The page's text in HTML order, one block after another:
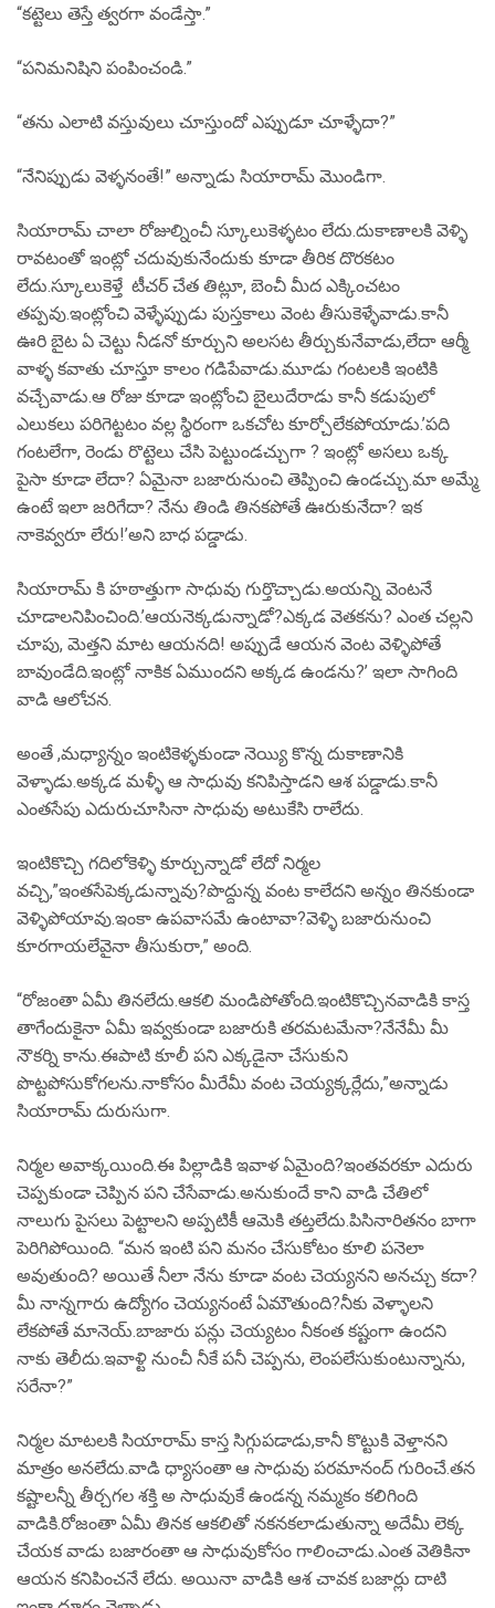
“కట్టెలు తెస్తే త్వరగా వండేస్తా.”
“పనిమనిషిని పంపించండి.”
“తను ఎలాటి వస్తువులు చూస్తుందో ఎప్పుడూ చూళ్ళేదా?”
“నేనిప్పుడు వెళ్ళనంతే!” అన్నాడు సియారామ్ మొండిగా.
సియారామ్ చాలా రోజుల్నించీ స్కూలుకెళ్ళటం లేదు.దుకాణాలకి వెళ్ళి
రావటంతో ఇంట్లో చదువుకునేందుకు కూడా తీరిక దొరకటం
లేదు.స్కూలుకెళ్తే టీచర్ చేత తిట్లూ, బెంచీ మీద ఎక్కించటం
తప్పవు.ఇంట్లోంచి వెళ్ళేప్పుడు పుస్తకాలు వెంట తీసుకెళ్ళేవాడు.కానీ
ఊరి బైట ఏ చెట్టు నీడనో కూర్చుని అలసట తీర్చుకునేవాడు,లేదా ఆర్మీ
వాళ్ళ కవాతు చూస్తూ కాలం గడిపేవాడు.మూడు గంటలకి ఇంటికి
వచ్చేవాడు.ఆ రోజు కూడా ఇంట్లోంచి బైలుదేరాడు కానీ కడుపులో
ఎలుకలు పరిగెట్టటం వల్ల స్థిరంగా ఒకచోట కూర్చోలేకపోయాడు.’పది
గంటలేగా, రెండు రొట్టెలు చేసి పెట్టుండచ్చుగా ? ఇంట్లో అసలు ఒక్క
పైసా కూడా లేదా? ఏమైనా బజారునుంచి తెప్పించి ఉండచ్చు.మా అమ్మే
ఉంటే ఇలా జరిగేదా? నేను తిండి తినకపోతే ఊరుకునేదా? ఇక
నాకెవ్వరూ లేరు!’అని బాధ పడ్డాడు.
సియారామ్ కి హఠాత్తుగా సాధువు గుర్తొచ్చాడు.అయన్ని వెంటనే
చూడాలనిపించింది.’ఆయనెక్కడున్నాడో?ఎక్కడ వెతకను? ఎంత చల్లని
చూపు, మెత్తని మాట ఆయనది! అప్పుడే ఆయన వెంట వెళ్ళిపోతే
బావుండేది.ఇంట్లో నాకిక ఏముందని అక్కడ ఉండను?’ ఇలా సాగింది
వాడి ఆలోచన.
అంతే ,మధ్యాన్నం ఇంటికెళ్ళకుండా నెయ్యి కొన్న దుకాణానికి
వెళ్ళాడు.అక్కడ మళ్ళీ ఆ సాధువు కనిపిస్తాడని ఆశ పడ్డాడు.కానీ
ఎంతసేపు ఎదురుచూసినా సాధువు అటుకేసి రాలేదు.
ఇంటికొచ్చి గదిలోకెళ్ళి కూర్చున్నాడో లేదో నిర్మల
వచ్చి,”ఇంతసేపెక్కడున్నావు?పొద్దున్న వంట కాలేదని అన్నం తినకుండా
వెళ్ళిపోయావు.ఇంకా ఉపవాసమే ఉంటావా?వెళ్ళి బజారునుంచి
కూరగాయలేవైనా తీసుకురా,” అంది.
“రోజంతా ఏమీ తినలేదు.ఆకలి మండిపోతోంది.ఇంటికొచ్చినవాడికి కాస్త
తాగేందుకైనా ఏమీ ఇవ్వకుండా బజారుకి తరమటమేనా?నేనేమీ మీ
నౌకర్ని కాను.ఈపాటి కూలీ పని ఎక్కడైనా చేసుకుని
పొట్టపోసుకోగలను.నాకోసం మీరేమీ వంట చెయ్యక్కర్లేదు,”అన్నాడు
సియారామ్ దురుసుగా.
నిర్మల అవాక్కయింది.ఈ పిల్లాడికి ఇవాళ ఏమైంది?ఇంతవరకూ ఎదురు
చెప్పకుండా చెప్పిన పని చేసేవాడు.అనుకుందే కాని వాడి చేతిలో
నాలుగు పైసలు పెట్టాలని అప్పటికీ ఆమెకి తట్తలేదు.పిసినారితనం బాగా
పెరిగిపోయింది. “మన ఇంటి పని మనం చేసుకోటం కూలి పనెలా
అవుతుంది? అయితే నీలా నేను కూడా వంట చెయ్యనని అనచ్చు కదా?
మీ నాన్నగారు ఉద్యోగం చెయ్యనంటే ఏమౌతుంది?నీకు వెళ్ళాలని
లేకపోతే మానెయ్.బాజారు పన్లు చెయ్యటం నీకంత కష్టంగా ఉందని
నాకు తెలీదు.ఇవాళ్టి నుంచీ నీకే పనీ చెప్పను, లెంపలేసుకుంటున్నాను,
సరేనా?”
నిర్మల మాటలకి సియారామ్ కాస్త సిగ్గుపడాడు,కానీ కొట్టుకి వెళ్తానని
మాత్రం అనలేదు.వాడి ధ్యాసంతా ఆ సాధువు పరమానంద్ గురించే.తన
కష్టాలన్నీ తీర్చగల శక్తి అ సాధువుకే ఉండన్న నమ్మకం కలిగింది
వాడికి.రోజంతా ఏమీ తినక ఆకలితో నకనకలాడుతున్నా అదేమీ లెక్క
చేయక వాడు బజారంతా ఆ సాధువుకోసం గాలించాడు.ఎంత వెతికినా
ఆయన కనిపించనే లేదు. అయినా వాడికి ఆశ చావక బజార్లు దాటి